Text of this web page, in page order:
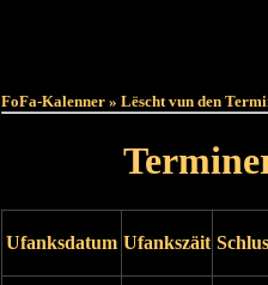
FoFa-Kalenner » Lëscht vun den
Ufanksdatum Ufankszäit